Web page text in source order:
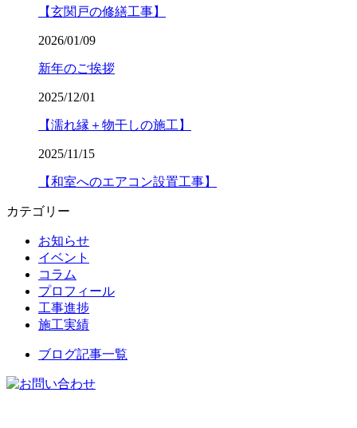
【玄関戸の修繕工事】
2026/01/09
新年のご挨拶
2025/12/01
【濡れ縁＋物干しの施工】
2025/11/15
【和室へのエアコン設置工事】
カテゴリー
お知らせ
イベント
コラム
プロフィール
工事進捗
施工実績
ブログ記事一覧